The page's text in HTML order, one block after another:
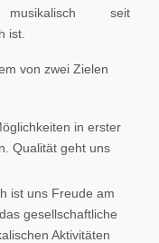
seit
ist.
von zwei Zielen
in erster
Qualität geht uns
ist uns Freude am
gesellschaftliche
Aktivitäten